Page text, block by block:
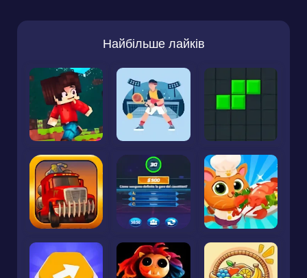
Найбільше лайків